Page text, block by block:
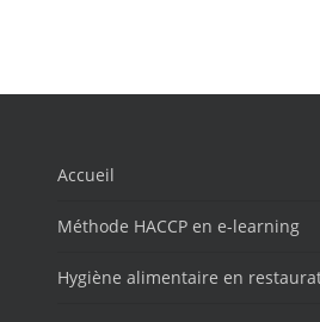
Accueil
Méthode HACCP en e-learning
Hygiène alimentaire en